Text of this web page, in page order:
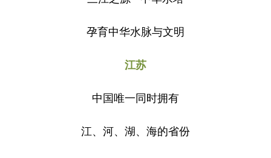
孕育中华水脉与文明
江苏
中国唯一同时拥有
江、河、湖、海的省份